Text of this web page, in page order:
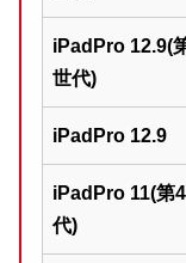
iPadPro 12.9(
世代)
iPadPro 12.9
iPadPro 11(第
代)